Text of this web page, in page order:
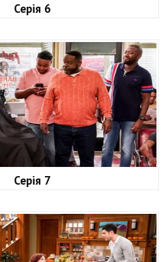
Серія 6
Серія 7